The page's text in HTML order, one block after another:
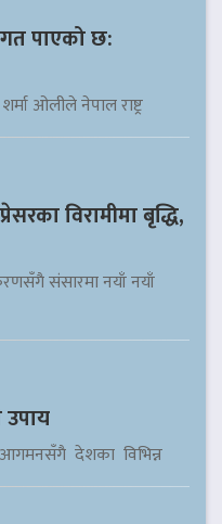
पाएको छ:
ओलीले नेपाल राष्ट्र
विरामीमा बृद्धि,
संसारमा नयाँ नयाँ
उपाय
आगमनसँगै देशका विभिन्न